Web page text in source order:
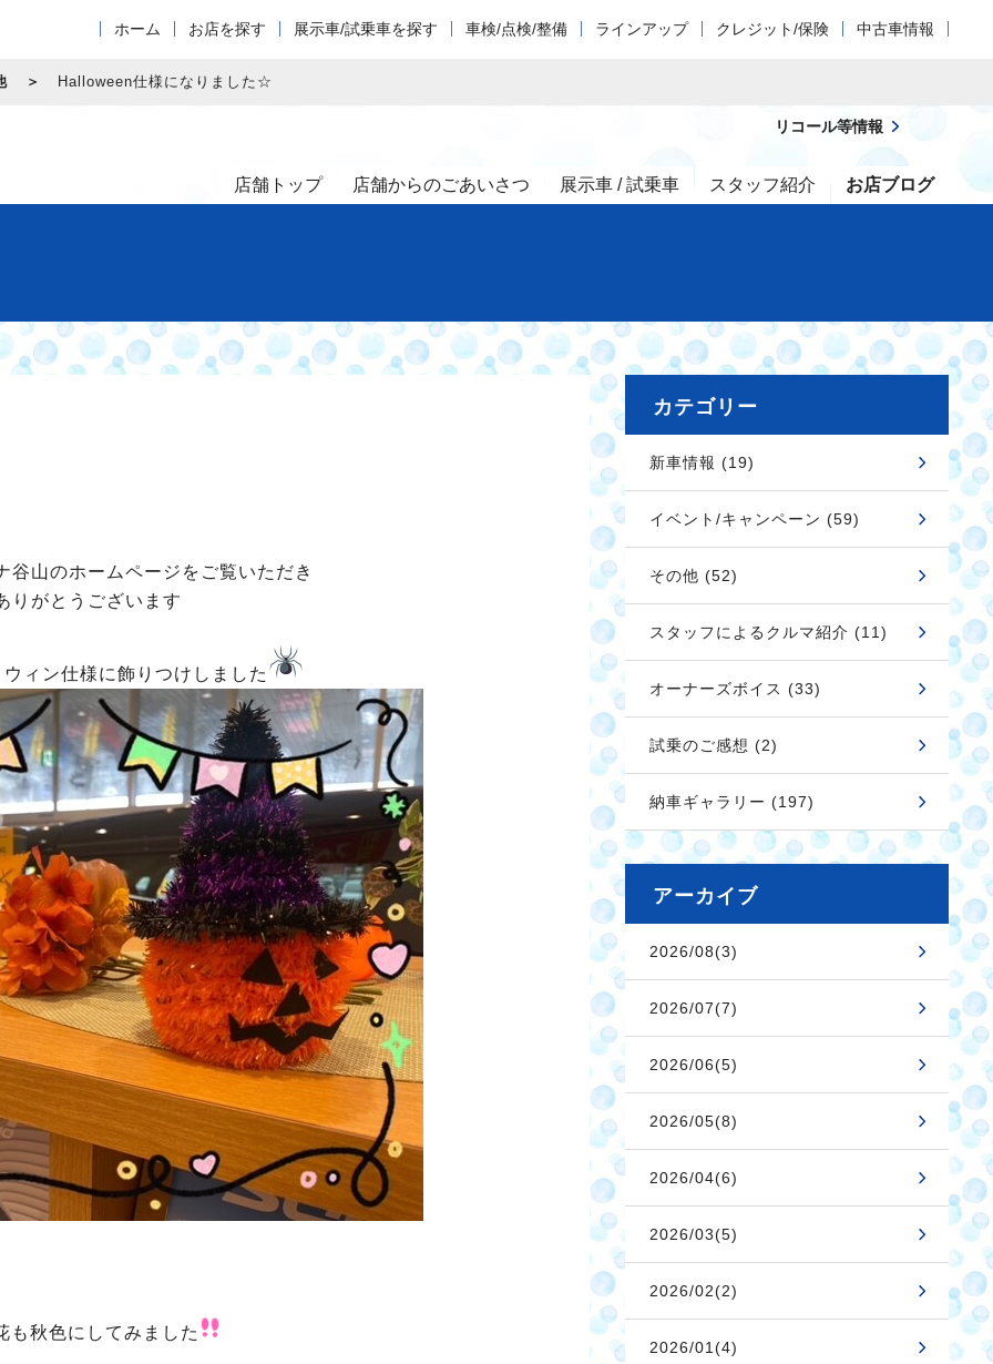
ホーム お店を探す 展示車/試乗車を探す 車検/点検/整備 ラインアップ クレジット/保険 中古車情報
Halloween仕様になりました☆
店舗トップ 店舗からのごあいさつ 展示車 / 試乗車 スタッフ紹介 お店ブログ
リコール等情報
谷山のホームページをご覧いただき
りがとうございます
ィン仕様に飾りつけしました
も秋色にしてみました
カテゴリー
新車情報 (19)
イベント/キャンペーン (59)
その他 (52)
スタッフによるクルマ紹介 (11)
オーナーズボイス (33)
試乗のご感想 (2)
納車ギャラリー (197)
アーカイブ
2026/08(3)
2026/07(7)
2026/06(5)
2026/05(8)
2026/04(6)
2026/03(5)
2026/02(2)
2026/01(4)